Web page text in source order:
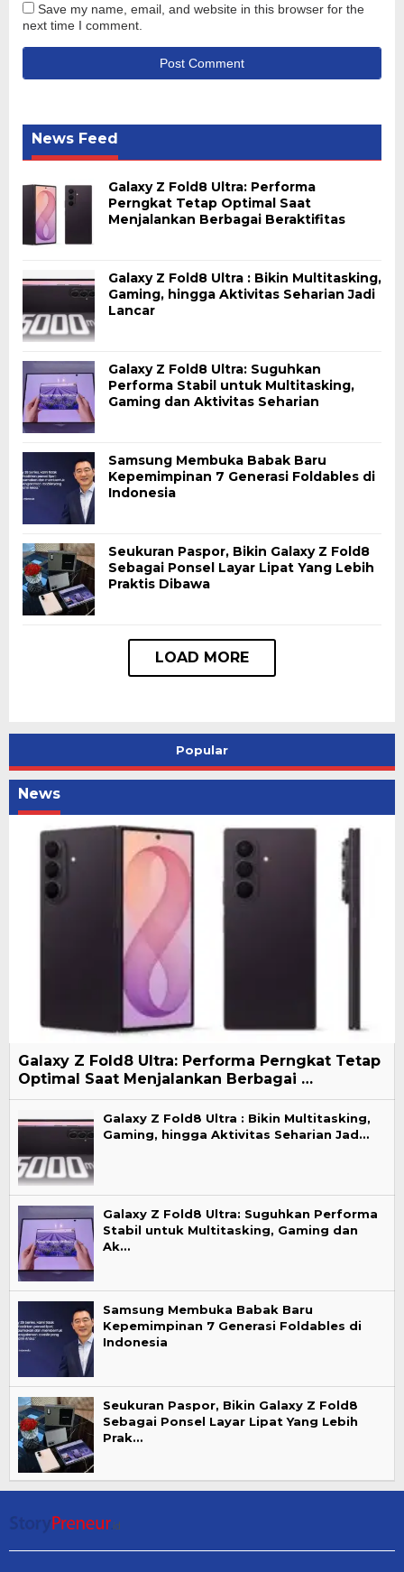
Save my name, email, and website in this browser for the
next time I comment.
News Feed
Galaxy Z Fold8 Ultra: Performa
Perngkat Tetap Optimal Saat
Menjalankan Berbagai Beraktifitas
Galaxy Z Fold8 Ultra : Bikin Multitasking,
Gaming, hingga Aktivitas Seharian Jadi
Lancar
Galaxy Z Fold8 Ultra: Suguhkan
Performa Stabil untuk Multitasking,
Gaming dan Aktivitas Seharian
Samsung Membuka Babak Baru
Kepemimpinan 7 Generasi Foldables di
Indonesia
Seukuran Paspor, Bikin Galaxy Z Fold8
Sebagai Ponsel Layar Lipat Yang Lebih
Praktis Dibawa
Popular
News
Galaxy Z Fold8 Ultra: Performa Perngkat Tetap
Optimal Saat Menjalankan Berbagai …
Galaxy Z Fold8 Ultra : Bikin Multitasking,
Gaming, hingga Aktivitas Seharian Jad…
Galaxy Z Fold8 Ultra: Suguhkan Performa
Stabil untuk Multitasking, Gaming dan
Ak…
Samsung Membuka Babak Baru
Kepemimpinan 7 Generasi Foldables di
Indonesia
Seukuran Paspor, Bikin Galaxy Z Fold8
Sebagai Ponsel Layar Lipat Yang Lebih
Prak…